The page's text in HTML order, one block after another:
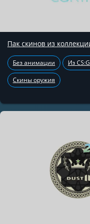
Пак скинов из
Без анимации Из
Скины оружия